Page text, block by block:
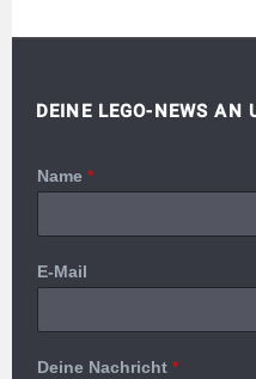
DEINE LEGO-NEWS AN
Name *
E-Mail
Deine Nachricht *